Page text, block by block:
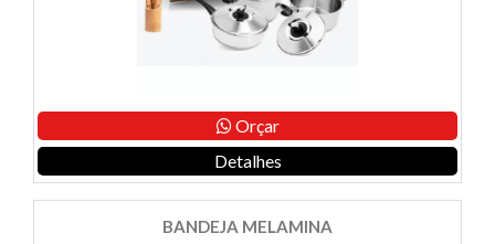
Orçar
Detalhes
BANDEJA MELAMINA